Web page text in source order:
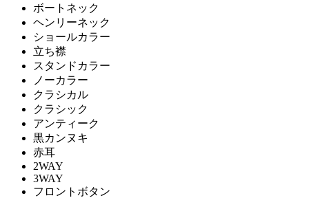
ボートネック
ヘンリーネック
ショールカラー
立ち襟
スタンドカラー
ノーカラー
クラシカル
クラシック
アンティーク
黒カンヌキ
赤耳
2WAY
3WAY
フロントボタン